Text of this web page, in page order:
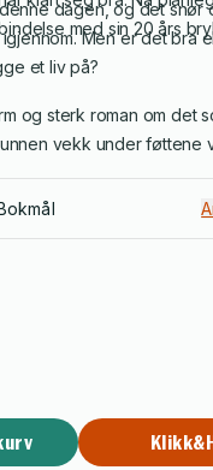
med sin 20 års
dagen, og det snør
Men er det bra
et liv på?
og sterk roman om det
vekk under føttene